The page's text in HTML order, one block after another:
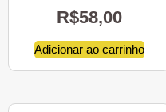
R$58,00
Adicionar ao carrinho